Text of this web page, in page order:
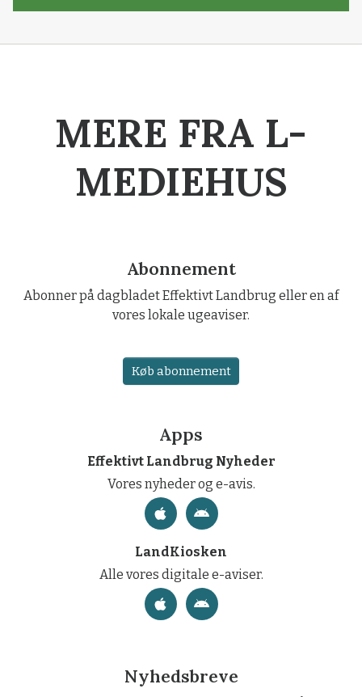
MERE FRA L-
MEDIEHUS
Abonnement
Abonner på dagbladet Effektivt Landbrug eller en af
vores lokale ugeaviser.
Køb abonnement
Apps
Effektivt Landbrug Nyheder
Vores nyheder og e-avis.
LandKiosken
Alle vores digitale e-aviser.
Nyhedsbreve